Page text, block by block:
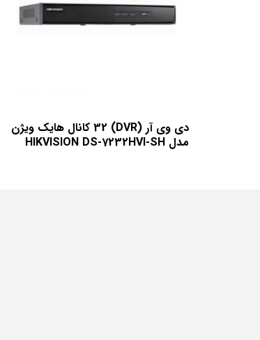
دی وی آر (DVR) 32 کانال هایک ویژن
مدل HIKVISION DS-7232HVI-SH